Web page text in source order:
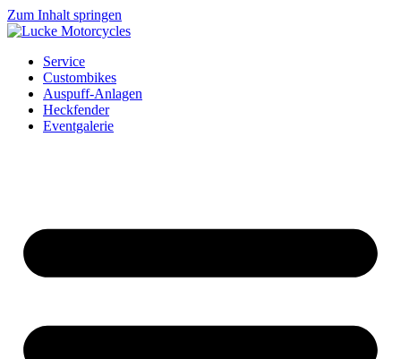
Zum Inhalt springen
Service
Custombikes
Auspuff-Anlagen
Heckfender
Eventgalerie